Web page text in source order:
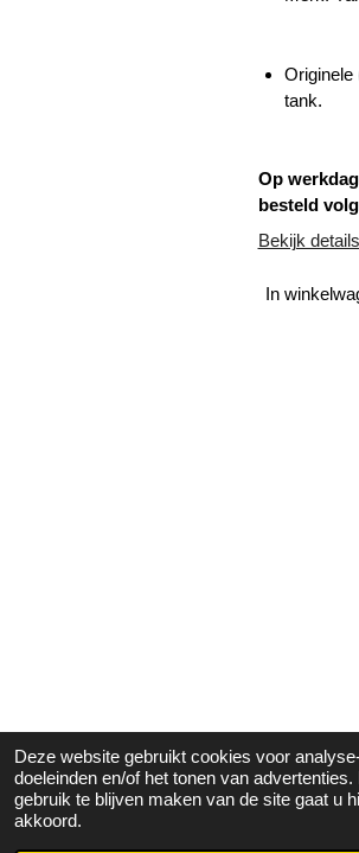
Deze website gebruikt cookies voor
doeleinden en/of het tonen van advertenties.
gebruik te blijven maken van de site gaat u
akkoord.
Originele
tank.
Op
besteld
Bekijk details
In